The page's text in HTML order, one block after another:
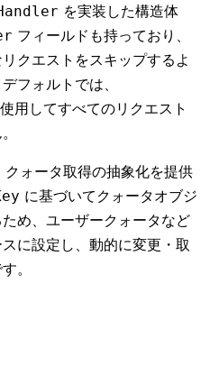
を実装した構造体
フィールドも持っており、
クエストをスキップするよ
フォルトでは、
用してすべてのリクエスト
クォータ取得の抽象化を提供
に基づいてクォータオブジ
め、ユーザークォータなど
に設定し、動的に変更・取
。